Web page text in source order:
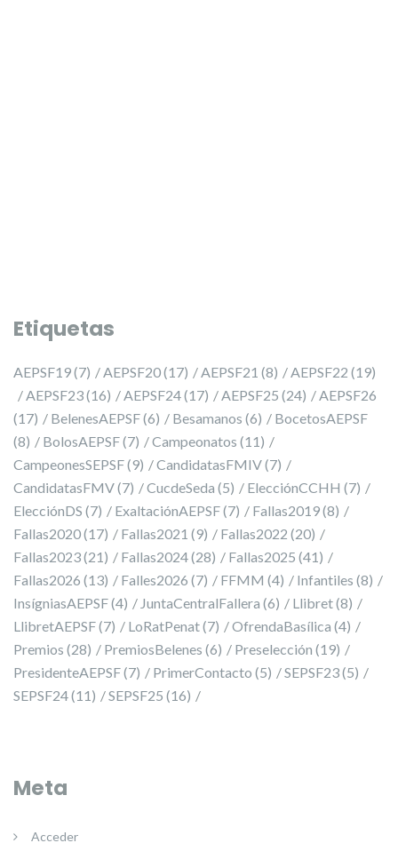
Etiquetas
AEPSF19(7) AEPSF20(17) AEPSF21 (8) AEPSF22 (19)
AEPSF23(16) AEPSF24(17) AEPSF25 (24)
AEPSF26
(17)
BelenesAEPSF(6) Besamanos (6)
BocetosAEPSF
(8)
BolosAEPSF(7) Campeonatos (11)
CampeonesSEPSF(9) CandidatasFMIV(7)
CandidatasFMV(7) CucdeSeda (5) ElecciónCCHH (7)
ElecciónDS (7) ExaltaciónAEPSF(7) Fallas2019(8)
Fallas2020(17) Fallas2021 (9) Fallas2022 (20)
Fallas2023(21) Fallas2024(28) Fallas2025 (41)
Fallas2026 (13) Falles2026 (7) FFMM (4) Infantiles (8)
InsígniasAEPSF(4) JuntaCentralFallera (6) Llibret(8)
LlibretAEPSF(7) LoRatPenat(7) OfrendaBasílica (4)
Premios (28) PremiosBelenes (6) Preselección (19)
PresidenteAEPSF(7) PrimerContacto (5) SEPSF23(5)
SEPSF24(11) SEPSF25 (16)
Meta
Acceder